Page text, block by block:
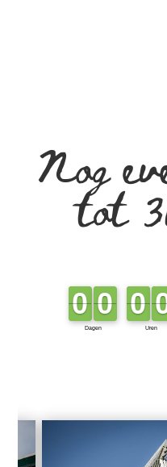
Nog
tot